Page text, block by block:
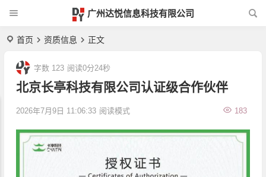
广州达悦信息科技有限公司
首页 资质信息 正文
北京长亭科技有限公司认证级合作伙伴
2026年7月9日 11:06:33 183
字数 123 阅读0分24秒
阅读模式